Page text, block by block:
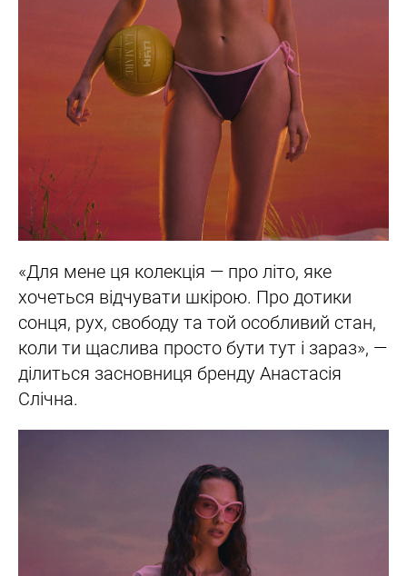
«Для мене ця колекція — про літо, яке
хочеться відчувати шкірою. Про дотики
сонця, рух, свободу та той особливий стан,
коли ти щаслива просто бути тут і зараз», —
ділиться засновниця бренду Анастасія
Слічна.